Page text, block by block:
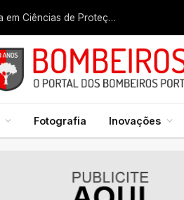
Liga dos Bombeiros quer fazer nascer licenciatura em Ciências de Proteção Civil e Bombeiros
Fotografia Inovações